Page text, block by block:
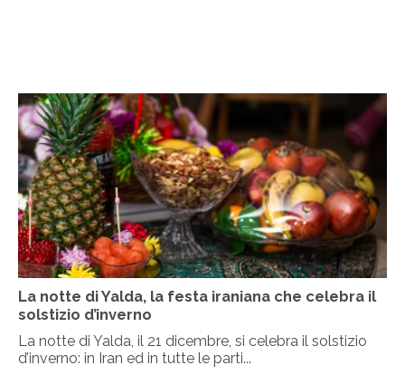
La notte di Yalda, la festa iraniana che celebra il
solstizio d’inverno
La notte di Yalda, il 21 dicembre, si celebra il solstizio
d’inverno: in Iran ed in tutte le parti...